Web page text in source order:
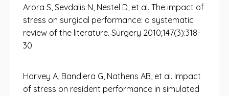
Arora S, Sevdalis N, Nestel D, et al. The impact of
stress on surgical performance: a systematic
review of the literature. Surgery 2010;147(3):318-
30
Harvey A, Bandiera G, Nathens AB, et al. Impact
of stress on resident performance in simulated